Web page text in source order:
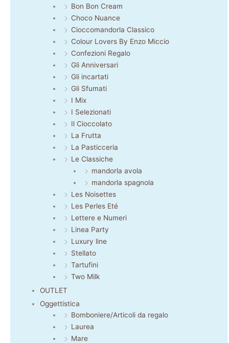
Bon Bon Cream
Choco Nuance
Cioccomandorla Classico
Colour Lovers By Enzo Miccio
Confezioni Regalo
Gli Anniversari
Gli incartati
Gli Sfumati
I Mix
I Selezionati
Il Cioccolato
La Frutta
La Pasticceria
Le Classiche
mandorla avola
mandorla spagnola
Les Noisettes
Les Perles Eté
Lettere e Numeri
Linea Party
Luxury line
Stellato
Tartufini
Two Milk
OUTLET
Oggettistica
Bomboniere/Articoli da regalo
Laurea
Mare